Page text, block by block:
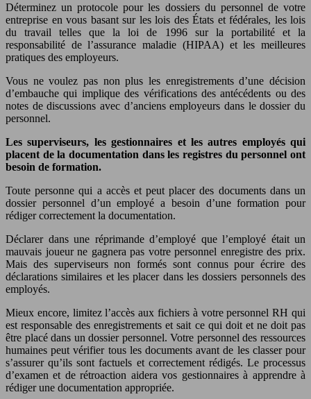
Déterminez un protocole pour les dossiers du personnel de votre
entreprise en vous basant sur les lois des États et fédérales, les lois
du travail telles que la loi de 1996 sur la portabilité et la
responsabilité de l’assurance maladie (HIPAA) et les meilleures
pratiques des employeurs.
Vous ne voulez pas non plus les enregistrements d’une décision
d’embauche qui implique des vérifications des antécédents ou des
notes de discussions avec d’anciens employeurs dans le dossier du
personnel.
Les superviseurs, les gestionnaires et les autres employés qui
placent de la documentation dans les registres du personnel ont
besoin de formation.
Toute personne qui a accès et peut placer des documents dans un
dossier personnel d’un employé a besoin d’une formation pour
rédiger correctement la documentation.
Déclarer dans une réprimande d’employé que l’employé était un
mauvais joueur ne gagnera pas votre personnel enregistre des prix.
Mais des superviseurs non formés sont connus pour écrire des
déclarations similaires et les placer dans les dossiers personnels des
employés.
Mieux encore, limitez l’accès aux fichiers à votre personnel RH qui
est responsable des enregistrements et sait ce qui doit et ne doit pas
être placé dans un dossier personnel. Votre personnel des ressources
humaines peut vérifier tous les documents avant de les classer pour
s’assurer qu’ils sont factuels et correctement rédigés. Le processus
d’examen et de rétroaction aidera vos gestionnaires à apprendre à
rédiger une documentation appropriée.